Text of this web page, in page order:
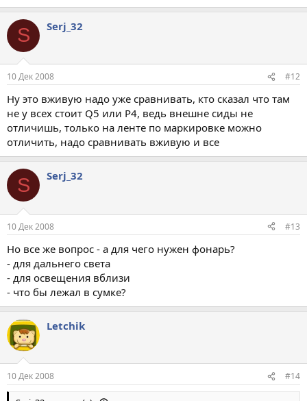
S Serj_32
10 Дек 2008 #12
Ну это вживую надо уже сравнивать, кто сказал что там
не у всех стоит Q5 или Р4, ведь внешне сиды не
отличишь, только на ленте по маркировке можно
отличить, надо сравнивать вживую и все
S Serj_32
10 Дек 2008 #13
Но все же вопрос - а для чего нужен фонарь?
- для дальнего света
- для освещения вблизи
- что бы лежал в сумке?
Letchik
10 Дек 2008 #14